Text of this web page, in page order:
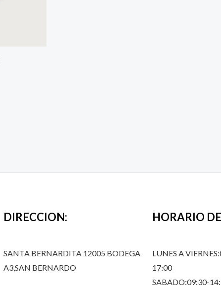
DIRECCION:
SANTA BERNARDITA 12005 BODEGA
A3,SAN BERNARDO
HORARIO
LUNES A
17:00
SABADO:09:30-